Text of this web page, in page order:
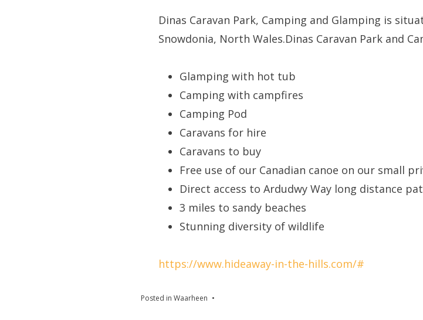
Dinas Caravan Park, Camping and Glamping is
Snowdonia, North Wales.Dinas Caravan Park and
Glamping with hot tub
Camping with campfires
Camping Pod
Caravans for hire
Caravans to buy
Free use of our Canadian canoe on our small
Direct access to Ardudwy Way long distance
3 miles to sandy beaches
Stunning diversity of wildlife
https://www.hideaway-in-the-hills.com/#
Posted in Waarheen